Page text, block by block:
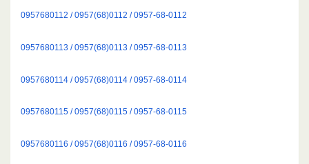
0957680112 / 0957(68)0112 / 0957-68-0112
0957680113 / 0957(68)0113 / 0957-68-0113
0957680114 / 0957(68)0114 / 0957-68-0114
0957680115 / 0957(68)0115 / 0957-68-0115
0957680116 / 0957(68)0116 / 0957-68-0116